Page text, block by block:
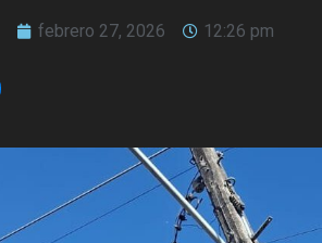
febrero 27, 2026 12:26 pm